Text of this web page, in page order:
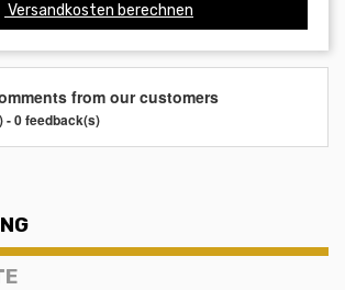
Versandkosten berechnen
from our customers
- 0 feedback(s)